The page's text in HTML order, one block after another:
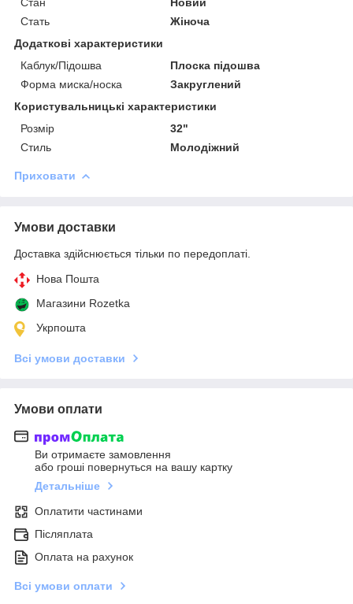
Стать
Жіноча
Додаткові характеристики
Каблук/Підошва
Плоска підошва
Форма миска/носка
Закруглений
Користувальницькі характеристики
Розмір
32"
Стиль
Молодіжний
Приховати
Умови доставки
Доставка здійснюється тільки по передоплаті.
Нова Пошта
Магазини Rozetka
Укрпошта
Всі умови доставки
Умови оплати
Ви отримаєте замовлення
або гроші повернуться на вашу картку
Детальніше
Оплатити частинами
Післяплата
Оплата на рахунок
Всі умови оплати